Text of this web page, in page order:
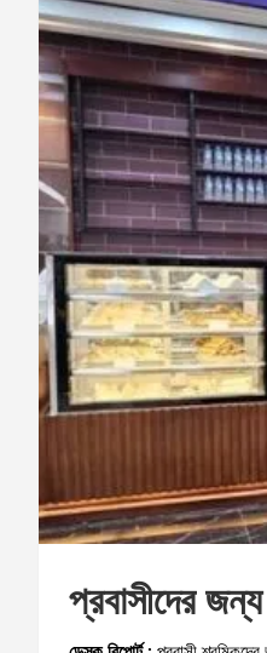
প্রবাসীদের